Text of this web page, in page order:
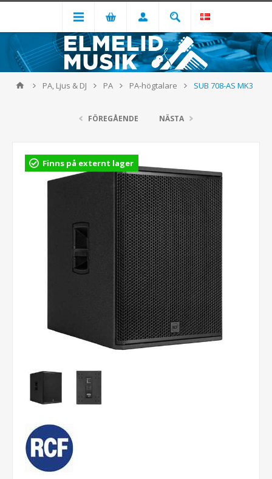
PA, Ljus & DJ PA PA-högtalare SUB 708-AS MK3
FÖREGÅENDE NÄSTA
Finns på externt lager